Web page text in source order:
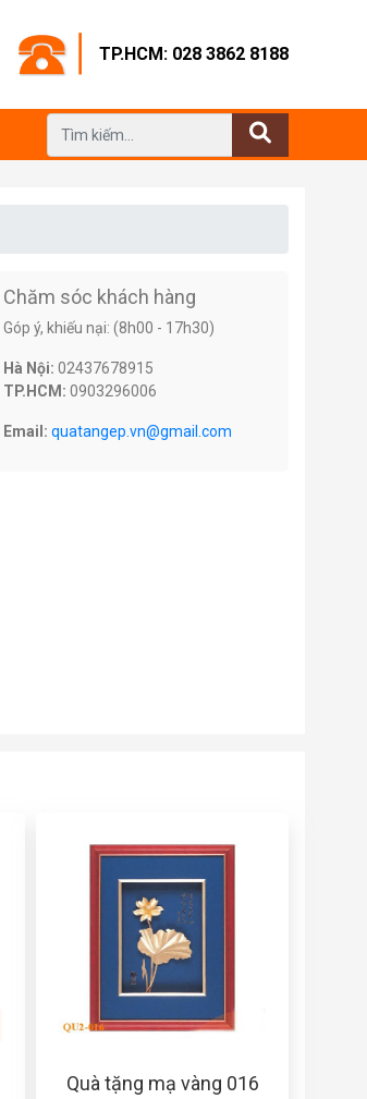
TP.HCM: 028 3862 8188
Chăm sóc khách hàng
Góp ý, khiếu nại: (8h00 - 17h30)
Hà Nội: 02437678915
TP.HCM: 0903296006
Email: quatangep.vn@gmail.com
Quà tặng mạ vàng 016